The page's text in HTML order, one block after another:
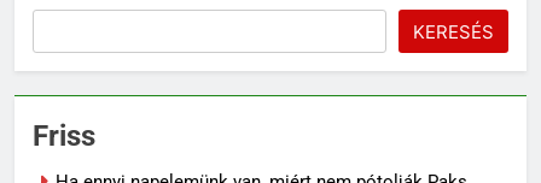
KERESÉS
Friss